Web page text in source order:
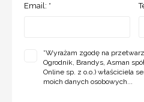
Email: *
*Wyrażam zgodę na
Ogrodnik, Brandys, Asman
Online sp. z o.o.) właściciela
moich danych osobowych...